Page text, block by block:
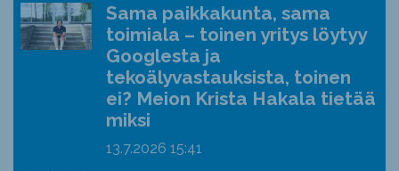
Sama paikkakunta, sama
toimiala – toinen yritys löytyy
Googlesta ja
tekoälyvastauksista, toinen
ei? Meion Krista Hakala tietää
miksi
13.7.2026 15:41